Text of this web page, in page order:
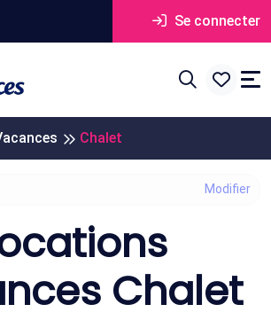
Se connecter
Chalet
Chalet